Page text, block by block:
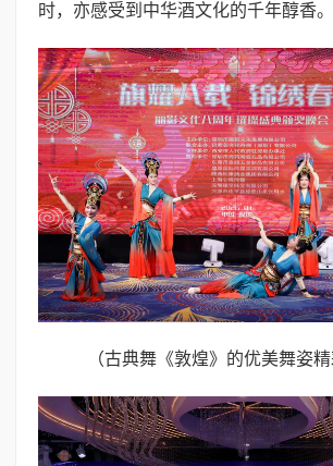
时，亦感受到中华酒文化的千年醇香。
（古典舞《敦煌》的优美舞姿精